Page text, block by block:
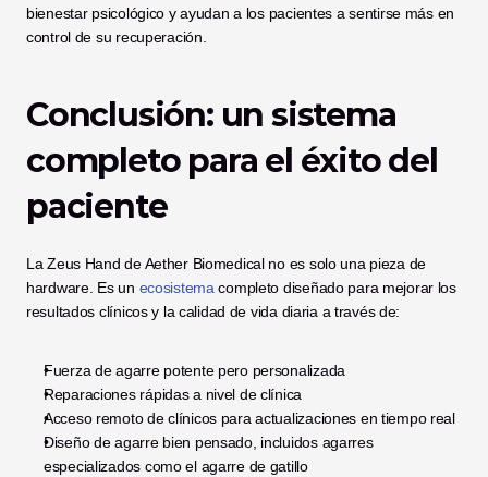
bienestar psicológico y ayudan a los pacientes a sentirse más en
control de su recuperación.
Conclusión: un sistema
completo para el éxito del
paciente
La Zeus Hand de Aether Biomedical no es solo una pieza de
hardware. Es un ecosistema completo diseñado para mejorar los
resultados clínicos y la calidad de vida diaria a través de:
Fuerza de agarre potente pero personalizada
Reparaciones rápidas a nivel de clínica
Acceso remoto de clínicos para actualizaciones en tiempo real
Diseño de agarre bien pensado, incluidos agarres
especializados como el agarre de gatillo